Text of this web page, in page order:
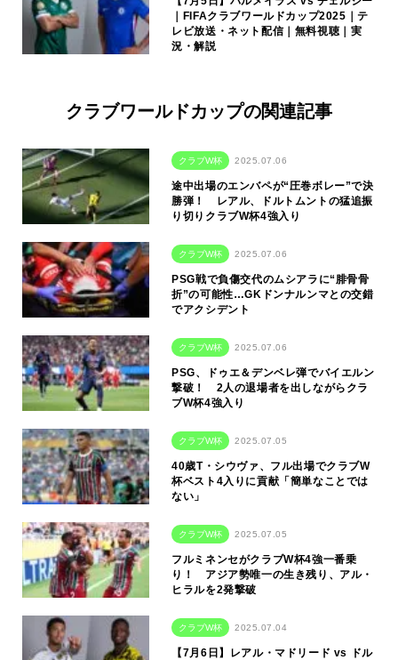
｜FIFAクラブワールドカップ2025｜テ
レビ放送・ネット配信｜無料視聴｜実
況・解説
クラブワールドカップの関連記事
クラブW杯 2025.07.06
途中出場のエンバペが“圧巻ボレー”で決
勝弾！ レアル、ドルトムントの猛追振
り切りクラブW杯4強入り
クラブW杯 2025.07.06
PSG戦で負傷交代のムシアラに“腓骨骨
折”の可能性…GKドンナルンマとの交錯
でアクシデント
クラブW杯 2025.07.06
PSG、ドゥエ＆デンベレ弾でバイエルン
撃破！ 2人の退場者を出しながらクラ
ブW杯4強入り
クラブW杯 2025.07.05
40歳T・シウヴァ、フル出場でクラブW
杯ベスト4入りに貢献「簡単なことでは
ない」
クラブW杯 2025.07.05
フルミネンセがクラブW杯4強一番乗
り！ アジア勢唯一の生き残り、アル・
ヒラルを2発撃破
クラブW杯 2025.07.04
【7月6日】レアル・マドリード vs ドル